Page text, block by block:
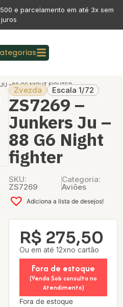
e parcelamento em até 3x sem
juros
–88 G6 NIGHT FIGHTER
Zvezda Escala 1/72
ZS7269 –
Junkers Ju –
88 G6 Night
fighter
SKU:
ZS7269
Categoria:
Aviões
Adiciona a lista de desejos!
R$ 275,50
Ou em até 12xno cartão
Fora de estoque
(Venda Sob consulta no
Atendimento)
Fora de estoque